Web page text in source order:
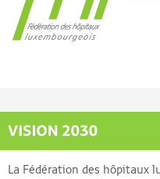
La Fédération des hôpitaux